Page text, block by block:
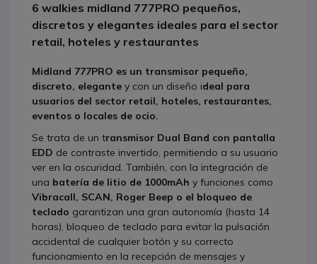
6 walkies midland 777PRO pequeños,
discretos y elegantes ideales para el sector
retail, hoteles y restaurantes
Midland 777PRO es un transmisor pequeño,
discreto, elegante y con un diseño ideal para
usuarios del sector retail, hoteles, restaurantes,
eventos o locales de ocio.
Se trata de un transmisor Dual Band con pantalla
EDD de contraste invertido, permitiendo a su usuario
ver en la oscuridad. También, con la integración de
una batería de litio de 1000mAh y funciones como
Vibracall, SCAN, Roger Beep o el bloqueo de
teclado garantizan una gran autonomía (hasta 14
horas), bloqueo de teclado para evitar la pulsación
accidental de cualquier botón y su correcto
funcionamiento en la recepción de mensajes y